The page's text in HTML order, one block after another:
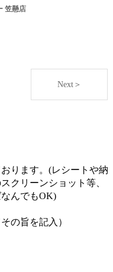
笠懸店
Next＞
ります。(レシートや納
クリーンショット等、
んでもOK)
の旨を記入）